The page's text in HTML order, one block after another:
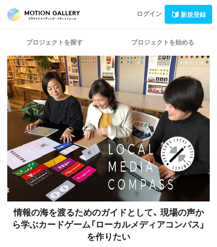
ログイン 新規登録
プロジェクトを探す プロジェクトを始める
情報の海を渡るためのガイドとして、 現場の声か
ら学ぶカードゲーム「ローカルメディアコンパス」
を作りたい